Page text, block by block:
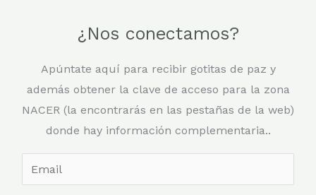
¿Nos conectamos?
Apúntate aquí para recibir gotitas de paz y
además obtener la clave de acceso para la zona
NACER (la encontrarás en las pestañas de la web)
donde hay información complementaria..
m